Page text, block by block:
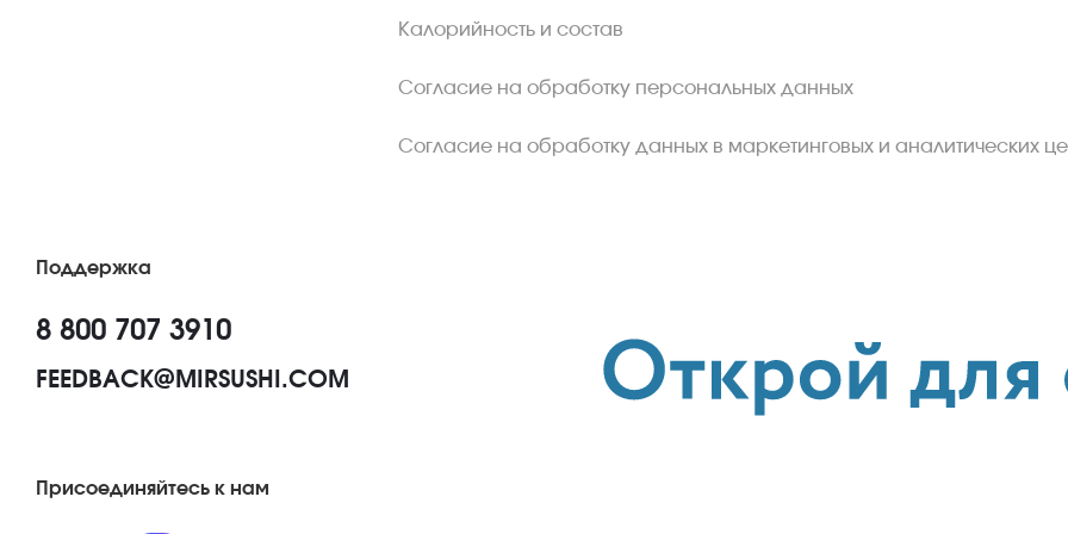
Калорийность и состав
Согласие на обработку персональных данных
Согласие на обработку данных в маркетинговых и аналитических
Поддержка
8 800 707 3910
FEEDBACK@MIRSUSHI.COM
Присоединяйтесь к нам